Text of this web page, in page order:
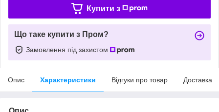
Купити з
Що таке купити з Пром?
Замовлення під захистом
Опис Характеристики Відгуки про товар Доставка